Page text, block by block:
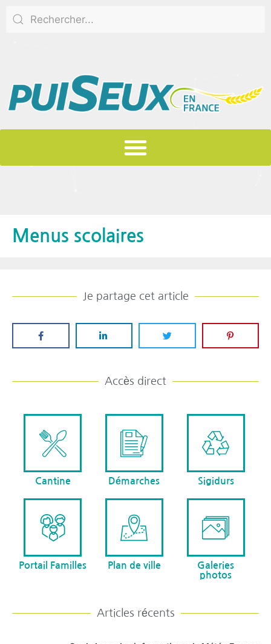
Menus scolaires
Je partage cet article
Accès direct
Cantine Démarches Sigidurs
Portail Familles Plan de ville
Galeries
photos
Articles récents